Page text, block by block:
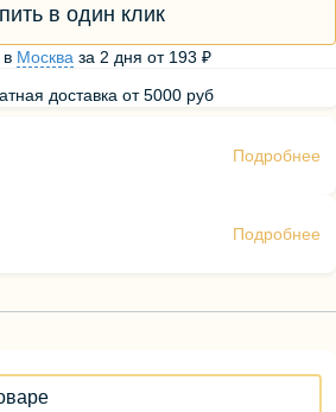
в один клик
в Москва за 2 дня от 193 ₽
доставка от 5000 руб
Подробнее
Подробнее